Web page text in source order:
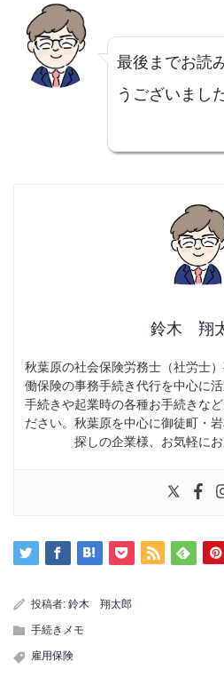
最後までお読
うございまし
鈴木 翔
秋葉原の社会保険労務士（社労士
働保険の事務手続き代行を中心に
手続きや起業時の各種お手続きな
ださい。秋葉原を中心に御徒町・
探しの企業様、お気軽にお
投稿者: 鈴木 翔太郎
手続きメモ
雇用保険